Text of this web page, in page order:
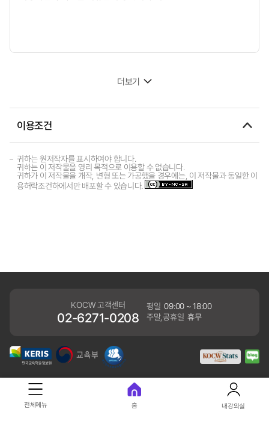
더보기
이용조건
귀하는 원저작자를 표시하여야 합니다.
귀하는 이 저작물을 영리 목적으로 이용할 수 없습니다.
귀하가 이 저작물을 개작, 변형 또는 가공했을 경우에는, 이 저작물과 동일한 이
용허락조건하에서만 배포할 수 있습니다.
KOCW 고객센터
02-6271-0208
평일 09:00 ~ 18:00
주말,공휴일 휴무
개인정보처리방침
41061 대구광역시 동구 동내로 64 (동내동 1119) 우)41061
전체메뉴 홈 내강의실